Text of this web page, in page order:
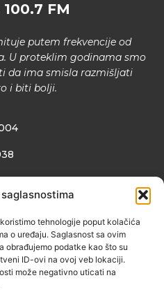
tehnologije poput kolačića
o uređaju. Saglasnost sa ovim
obrađujemo podatke kao što su
ID-ovi na ovoj veb lokaciji.
može negativno uticati na
FM
putem frekvencije od
U proteklim godinama smo
da ima smisla razmišljati
i biti bolji.
SPRAT), 72000 ZENICA